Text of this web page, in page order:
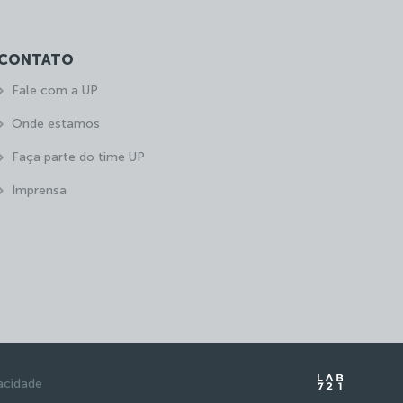
Fale com a UP
Onde estamos
Faça parte do time UP
Imprensa